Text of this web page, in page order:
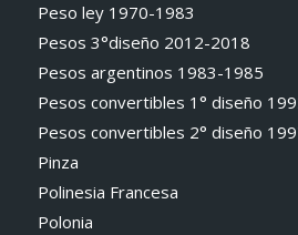
Peso ley 1970-1983
Pesos 3°diseño 2012-2018
Pesos argentinos 1983-1985
Pesos convertibles 1° diseño
Pesos convertibles 2° diseño
Pinza
Polinesia Francesa
Polonia